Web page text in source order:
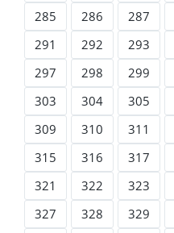
285
286 287
291
292 293
297
298 299
303
304 305
309
310 311
315
316 317
321
322 323
327
328 329